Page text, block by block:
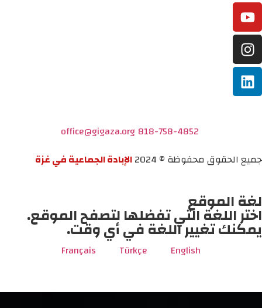
818-758-4852
office@gigaza.org
جميع الحقوق محفوظة © 2024
الإبادة الجماعية في غزة
لغة الموقع
اختر اللغة التي تفضلها لتصفح الموقع.
يمكنك تغيير اللغة في أي وقت.
English
Türkçe
Français